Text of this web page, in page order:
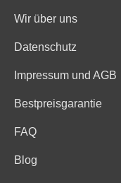
Wir über uns
Datenschutz
Impressum und AGB
Bestpreisgarantie
FAQ
Blog